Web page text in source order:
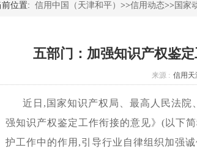
前位置: 信用中国（天津和平） >>信用动态>> 国家
五部门：加强知识产权鉴
来源 : 信用天
近日,国家知识产权局、最高人民法
强知识产权鉴定工作衔接的意见》(以下
护工作中的作用,引导行业自律组织加强